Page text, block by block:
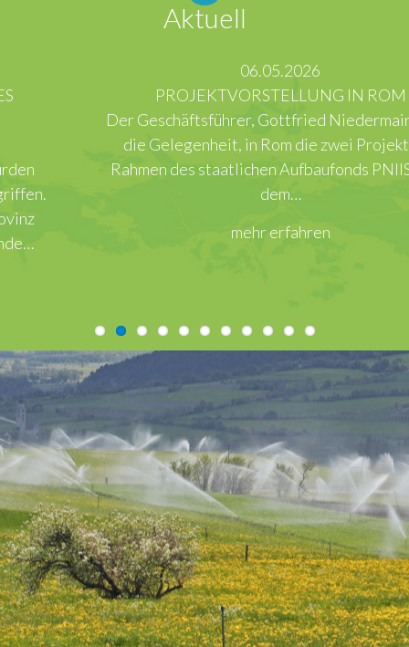
Aktuell
06.05.2026
PROJEKTVORSTELLUNG IN ROM
Der Geschäftsführer, Gottfried Niedermair, hatte
die Gelegenheit, in Rom die zwei Projekte im
Rahmen des staatlichen Aufbaufonds PNIISSI vor
mehr erfahren